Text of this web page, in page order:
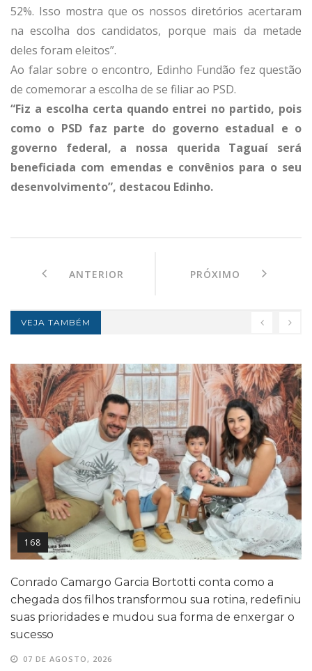
52%. Isso mostra que os nossos diretórios acertaram
na escolha dos candidatos, porque mais da metade
deles foram eleitos”.
Ao falar sobre o encontro, Edinho Fundão fez questão
de comemorar a escolha de se filiar ao PSD.
“Fiz a escolha certa quando entrei no partido, pois
como o PSD faz parte do governo estadual e o
governo federal, a nossa querida Taguaí será
beneficiada com emendas e convênios para o seu
desenvolvimento”, destacou Edinho.
ANTERIOR PRÓXIMO
VEJA TAMBÉM
168
Conrado Camargo Garcia Bortotti conta como a
chegada dos filhos transformou sua rotina, redefiniu
suas prioridades e mudou sua forma de enxergar o
sucesso
07 DE AGOSTO, 2026